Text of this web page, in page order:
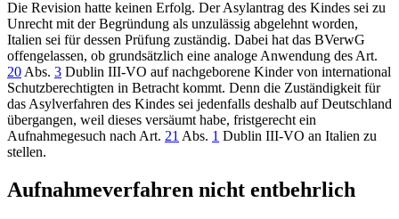
Die Revision hatte keinen Erfolg. Der Asylantrag des Kindes sei zu
Unrecht mit der Begründung als unzulässig abgelehnt worden,
Italien sei für dessen Prüfung zuständig. Dabei hat das BVerwG
offengelassen, ob grundsätzlich eine analoge Anwendung des Art.
20 Abs. 3 Dublin III-VO auf nachgeborene Kinder von international
Schutzberechtigten in Betracht kommt. Denn die Zuständigkeit für
das Asylverfahren des Kindes sei jedenfalls deshalb auf Deutschland
übergangen, weil dieses versäumt habe, fristgerecht ein
Aufnahmegesuch nach Art. 21 Abs. 1 Dublin III-VO an Italien zu
stellen.
Aufnahmeverfahren nicht entbehrlich